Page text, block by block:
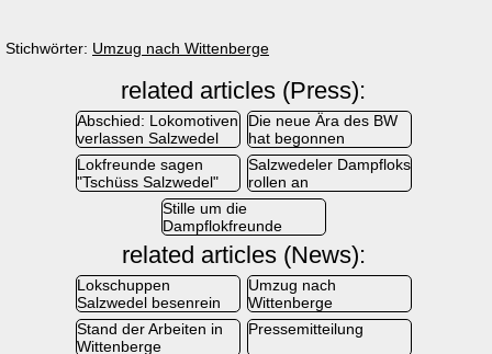
Stichwörter: Umzug nach Wittenberge
related articles (Press):
Abschied: Lokomotiven
verlassen Salzwedel
Die neue Ära des BW
hat begonnen
Lokfreunde sagen
"Tschüss Salzwedel"
Salzwedeler Dampfloks
rollen an
Stille um die
Dampflokfreunde
related articles (News):
Lokschuppen
Salzwedel besenrein
Umzug nach
Wittenberge
Stand der Arbeiten in
Wittenberge
Pressemitteilung